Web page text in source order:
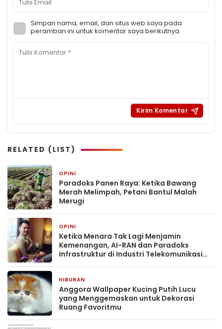
Simpan nama, email, dan situs web saya pada
peramban ini untuk komentar saya berikutnya.
RELATED (LIST)
OPINI
Paradoks Panen Raya: Ketika Bawang
Merah Melimpah, Petani Bantul Malah
Merugi
OPINI
Ketika Menara Tak Lagi Menjamin
Kemenangan, AI-RAN dan Paradoks
Infrastruktur di Industri Telekomunikasi
HIBURAN
Anggora Wallpaper Kucing Putih Lucu
yang Menggemaskan untuk Dekorasi
Ruang Favoritmu